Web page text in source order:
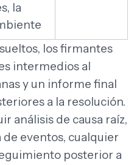
la
los firmantes
intermedios al
y un informe final
a la resolución.
análisis de causa raíz,
eventos, cualquier
posterior a